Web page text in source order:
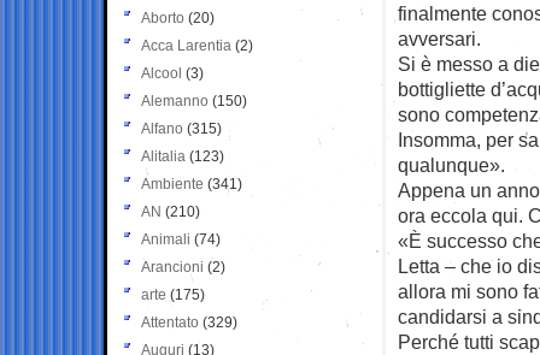
finalmente
avversari.
Si è messo a
bottigliette
sono
Insomma, per
qualunque».
Appena un
ora eccola qui.
«È successo
Letta – che io
allora mi sono
candidarsi a
Perché tutti
Aborto (20)
Acca Larentia (2)
Alcool (3)
Alemanno (150)
Alfano (315)
Alitalia (123)
Ambiente (341)
AN (210)
Animali (74)
Arancioni (2)
arte (175)
Attentato (329)
Auguri (13)